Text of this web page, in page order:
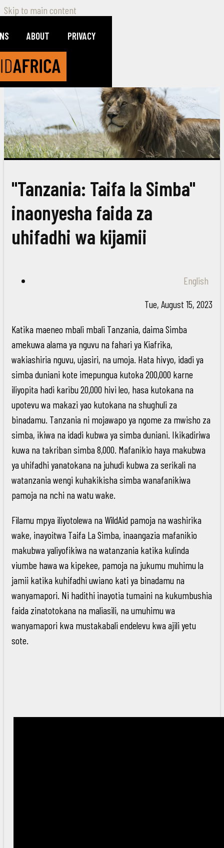
Skip to main content
ABOUT PRIVACY
"Tanzania: Taifa la Simba"
inaonyesha faida za
uhifadhi wa kijamii
English
Tue, August 15, 2023
Katika maeneo mbali mbali Tanzania, daima Simba
amekuwa alama ya nguvu na fahari ya Kiafrika,
wakiashiria nguvu, ujasiri, na umoja. Hata hivyo, idadi ya
simba duniani kote imepungua kutoka 200,000 karne
iliyopita hadi karibu 20,000 hivi leo, hasa kutokana na
upotevu wa makazi yao kutokana na shughuli za
binadamu. Tanzania ni mojawapo ya ngome za mwisho za
simba, ikiwa na idadi kubwa ya simba duniani. Ikikadiriwa
kuwa na takriban simba 8,000. Mafanikio haya makubwa
ya uhifadhi yanatokana na juhudi kubwa za serikali na
watanzania wengi kuhakikisha simba wanafanikiwa
pamoja na nchi na watu wake.
Filamu mpya iliyotolewa na WildAid pamoja na washirika
wake, inayoitwa Taifa La Simba, inaangazia mafanikio
makubwa yaliyofikiwa na watanzania katika kulinda
viumbe hawa wa kipekee, pamoja na jukumu muhimu la
jamii katika kuhifadhi uwiano kati ya binadamu na
wanyamapori. Ni hadithi inayotia tumaini na kukumbushia
faida zinatotokana na maliasili, na umuhimu wa
wanyamapori kwa mustakabali endelevu kwa ajili yetu
sote.